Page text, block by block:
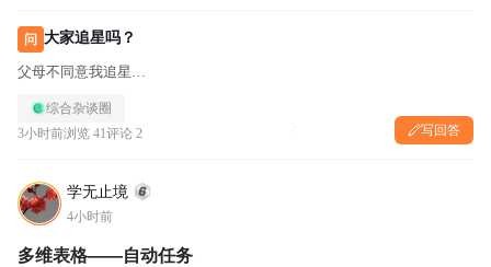
问 大家追星吗？
父母不同意我追星…
综合杂谈圈
3小时前浏览 41评论 2 写回答
学无止境
4小时前
多维表格——自动任务